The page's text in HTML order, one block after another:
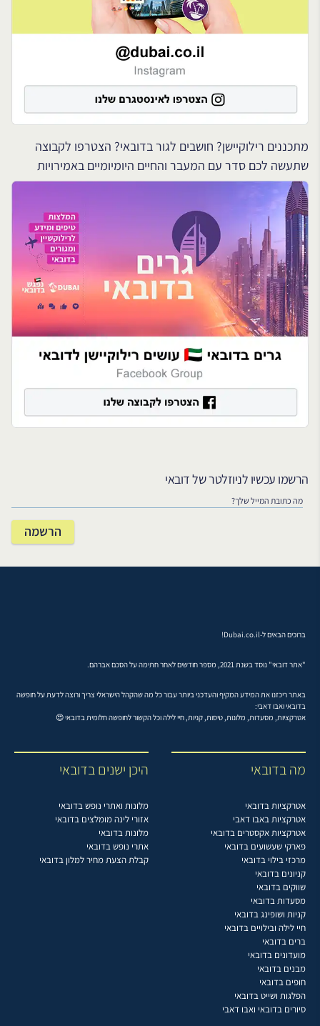
מתכננים רילוקיישן? חושבים לגור בדובאי? הצטרפו לקבוצה
שתעשה לכם סדר עם המעבר והחיים היומיומיים באמירויות
הרשמו עכשיו לניוזלטר של דובאי
ברוכים הבאים ל-Dubai.co.il!
"אתר דובאי" נוסד בשנת 2021, מספר חודשים לאחר חתימה על הסכם אברהם.
באתר ריכזנו את המידע המקיף והעדכני ביותר עבור כל מה שהקהל הישראלי צריך ורוצה לדעת על חופשה
בדובאי ואבו דאבי:
אטרקציות, מסעדות, מלונות, טיסות, קניות, חיי לילה וכל הקשור לחופשה חלומית בדובאי 😍
מה בדובאי
אטרקציות בדובאי
אטרקציות באבו דאבי
אטרקציות אקסטרים בדובאי
פארקי שעשועים בדובאי
מרכזי בילוי בדובאי
קניונים בדובאי
שווקים בדובאי
מסעדות בדובאי
קניות ושופינג בדובאי
חיי לילה ובילויים בדובאי
ברים בדובאי
מועדונים בדובאי
מבנים בדובאי
חופים בדובאי
הפלגות ושייט בדובאי
סיורים בדובאי ואבו דאבי
היכן ישנים בדובאי
מלונות ואתרי נופש בדובאי
אזורי לינה מומלצים בדובאי
מלונות בדובאי
אתרי נופש בדובאי
קבלת הצעת מחיר למלון בדובאי